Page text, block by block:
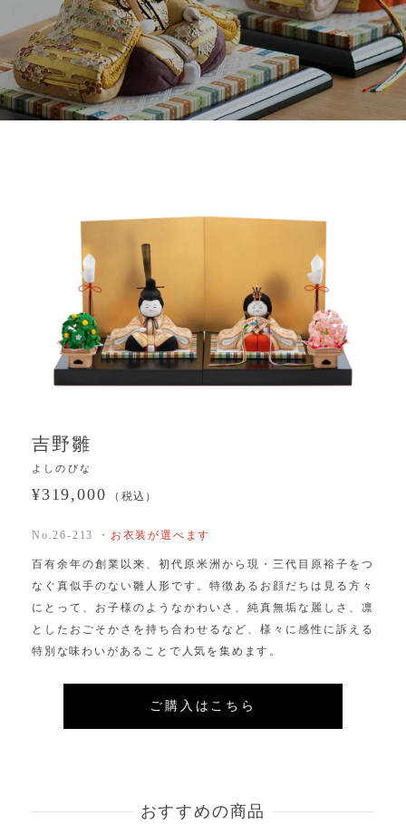
吉野雛
よしのびな
¥319,000 （税込）
No.26-213 ・ お衣装が選べます
百有余年の創業以来、初代原米洲から現・三代目原裕子をつ
なぐ真似手のない雛人形です。特徴あるお顔だちは見る方々
にとって、お子様のようなかわいさ、純真無垢な麗しさ、凛
としたおごそかさを持ち合わせるなど、様々に感性に訴える
特別な味わいがあることで人気を集めます。
ご購入はこちら
おすすめの商品